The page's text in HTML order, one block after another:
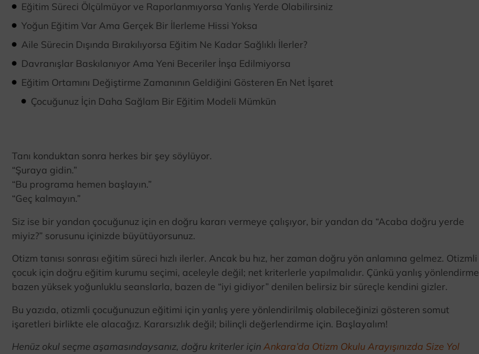
Eğitim Süreci Ölçülmüyor ve Raporlanmıyorsa Yanlış Yerde Olabilirsiniz
Yoğun Eğitim Var Ama Gerçek Bir İlerleme Hissi Yoksa
Aile Sürecin Dışında Bırakılıyorsa Eğitim Ne Kadar Sağlıklı İlerler?
Davranışlar Baskılanıyor Ama Yeni Beceriler İnşa Edilmiyorsa
Eğitim Ortamını Değiştirme Zamanının Geldiğini Gösteren En Net İşaret
Çocuğunuz İçin Daha Sağlam Bir Eğitim Modeli Mümkün
Tanı konduktan sonra herkes bir şey söylüyor.
“Şuraya gidin.”
“Bu programa hemen başlayın.”
“Geç kalmayın.”
Siz ise bir yandan çocuğunuz için en doğru kararı vermeye çalışıyor, bir yandan da “Acaba doğru yerde
miyiz?” sorusunu içinizde büyütüyorsunuz.
Otizm tanısı sonrası eğitim süreci hızlı ilerler. Ancak bu hız, her zaman doğru yön anlamına gelmez. Otizmli
çocuk için doğru eğitim kurumu seçimi, aceleyle değil; net kriterlerle yapılmalıdır. Çünkü yanlış yönlendirme
bazen yüksek yoğunluklu seanslarla, bazen de “iyi gidiyor” denilen belirsiz bir süreçle kendini gizler.
Bu yazıda, otizmli çocuğunuzun eğitimi için yanlış yere yönlendirilmiş olabileceğinizi gösteren somut
işaretleri birlikte ele alacağız. Kararsızlık değil; bilinçli değerlendirme için. Başlayalım!
Henüz okul seçme aşamasındaysanız, doğru kriterler için Ankara’da Otizm Okulu Arayışınızda Size Yol